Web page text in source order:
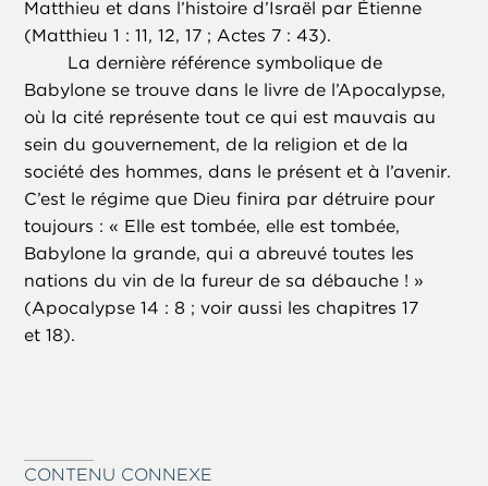
Matthieu et dans l’histoire d’Israël par Étienne
(Matthieu 1 : 11, 12, 17 ; Actes 7 : 43).
La dernière référence symbolique de
Babylone se trouve dans le livre de l’Apocalypse,
où la cité représente tout ce qui est mauvais au
sein du gouvernement, de la religion et de la
société des hommes, dans le présent et à l’avenir.
C’est le régime que Dieu finira par détruire pour
toujours : « Elle est tombée, elle est tombée,
Babylone la grande, qui a abreuvé toutes les
nations du vin de la fureur de sa débauche ! »
(Apocalypse 14 : 8 ; voir aussi les chapitres 17
et 18).
CONTENU CONNEXE